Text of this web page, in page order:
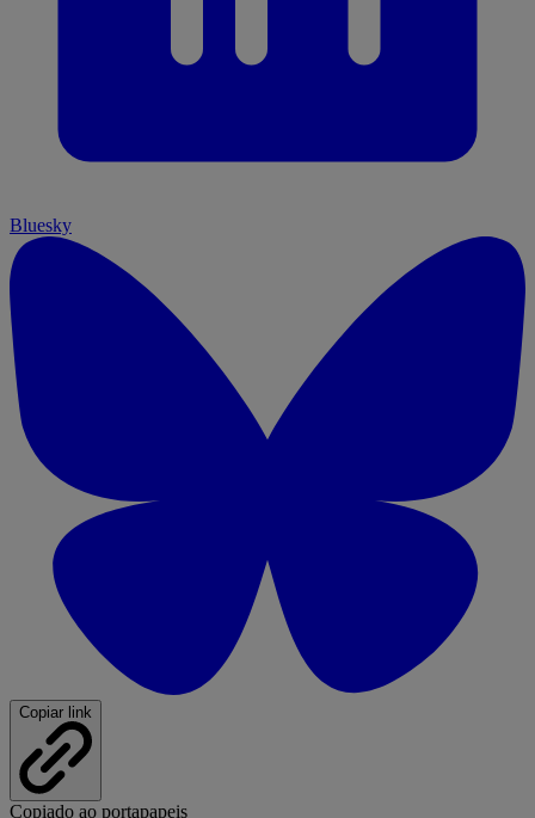
Bluesky
Copiar link
Copiado ao portapapeis